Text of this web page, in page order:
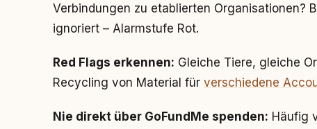
Verbindungen zu etablierten Organisationen?
ignoriert – Alarmstufe Rot.
Red Flags erkennen: Gleiche Tiere, gleiche
Recycling von Material für verschiedene
Nie direkt über GoFundMe spenden: Häufig